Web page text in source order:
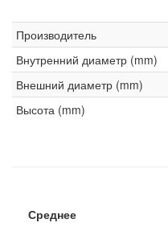
Производитель
Внутренний диаметр (mm)
Внешний диаметр (mm)
Высота (mm)
Среднее